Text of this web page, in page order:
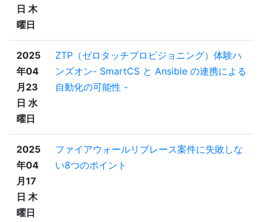
日 木
曜日
2025
年04
月23
日 水
曜日
ZTP（ゼロタッチプロビジョニング）体験ハ
ンズオン- SmartCS と Ansible の連携による
自動化の可能性 -
2025
年04
月17
日 木
曜日
ファイアウォールリプレース案件に失敗しな
い8つのポイント